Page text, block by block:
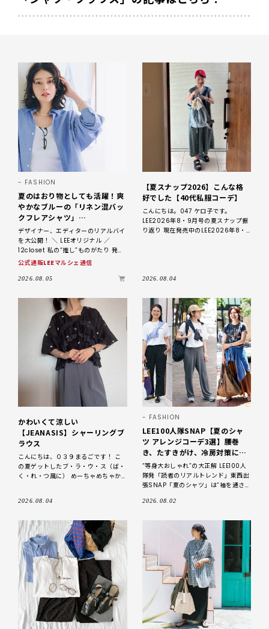
FASHION
夏のはおり物としても活躍！爽
やかなブルーの「リネン混バッ
クフレアシャツ」
【12closet】
デザイナー、エディターのリアルバイ
を大公開！ ＼ LEEオリジナル ／
12closet 私の“推し”ものがたり 発売
直後から人気を博し、制作にかかわっ
公式通販LEEマルシェ通信
2026.08.05
【夏スナップ2026】こんな格
好でした【40代私服コーデ】
こんにちは。047 ケロ子です。
LEE2026年8・9月号の夏スナップ振
り返り 現在発売中のLEE2026年8・9
2026.08.04
かわいくて涼しい
【JEANASIS】シャーリングブ
ラウス
こんにちは、０３９まるごです！ こ
の夏ゲットしたブ・ラ・ウ・ス（ば・
く・れ・つ風に） めーちゃめちゃか
2026.08.04
FASHION
LEE100人隊SNAP【夏のシャ
ツ アレンジコーデ3選】腰巻
き、たすきがけ、冷房対策に！
おしゃれ上手の巻物テク｜
2026
“等身大おしゃれ”の大正解 LEE100人
隊発「読者のリアルトレンド」東西出
張SNAP「夏のシャツ」は“袖を通さな
者代表のブロガー集団「L
2026.08.02